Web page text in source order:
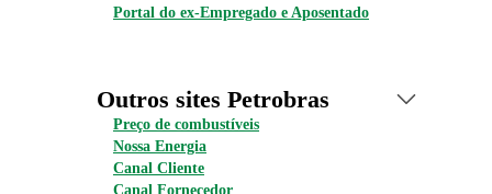
Portal do ex-Empregado e Aposentado
Outros sites Petrobras
Preço de combustíveis
Nossa Energia
Canal Cliente
Canal Fornecedor